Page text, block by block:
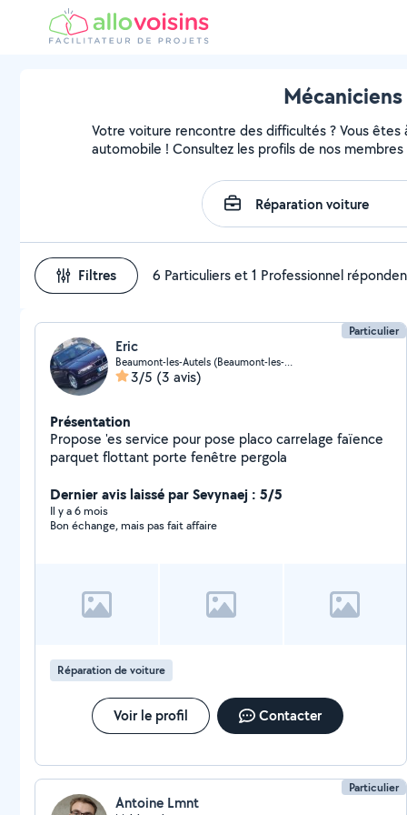
Votre voiture rencontre des difficultés ? Vous
automobile ! Consultez les profils de nos
Filtres 6 Particuliers et 1 Professionnel
Particulier
Eric
Beaumont-les-Autels (Beaumont-les-Autels)
3/5 (3 avis)
Présentation
Propose 'es service pour pose placo carrelage faïence
parquet flottant porte fenêtre pergola
Dernier avis laissé par Sevynaej : 5/5
Il y a 6 mois
Bon échange, mais pas fait affaire
Réparation de voiture
Voir le profil Contacter
Particulier
Antoine Lmnt